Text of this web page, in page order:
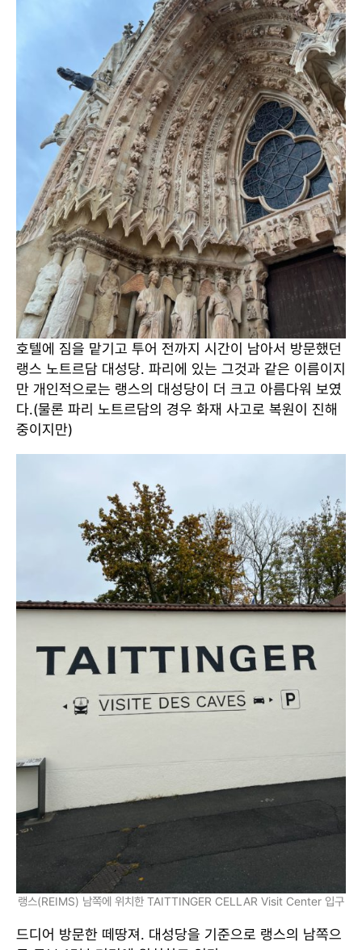
호텔에 짐을 맡기고 투어 전까지 시간이 남아서 방문했던
랭스 노트르담 대성당. 파리에 있는 그것과 같은 이름이지
만 개인적으로는 랭스의 대성당이 더 크고 아름다워 보였
다.(물론 파리 노트르담의 경우 화재 사고로 복원이 진해
중이지만)
랭스(REIMS) 남쪽에 위치한 TAITTINGER CELLAR Visit Center 입구
드디어 방문한 떼땅져. 대성당을 기준으로 랭스의 남쪽으